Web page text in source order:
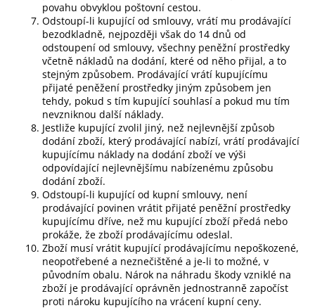
povahu obvyklou poštovní cestou.
Odstoupí-li kupující od smlouvy, vrátí mu prodávající
bezodkladně, nejpozději však do 14 dnů od
odstoupení od smlouvy, všechny peněžní prostředky
včetně nákladů na dodání, které od něho přijal, a to
stejným způsobem. Prodávající vrátí kupujícímu
přijaté peněžení prostředky jiným způsobem jen
tehdy, pokud s tím kupující souhlasí a pokud mu tím
nevzniknou další náklady.
Jestliže kupující zvolil jiný, než nejlevnější způsob
dodání zboží, který prodávající nabízí, vrátí prodávající
kupujícímu náklady na dodání zboží ve výši
odpovídající nejlevnějšímu nabízenému způsobu
dodání zboží.
Odstoupí-li kupující od kupní smlouvy, není
prodávající povinen vrátit přijaté peněžní prostředky
kupujícímu dříve, než mu kupující zboží předá nebo
prokáže, že zboží prodávajícímu odeslal.
Zboží musí vrátit kupující prodávajícímu nepoškozené,
neopotřebené a neznečištěné a je-li to možné, v
původním obalu. Nárok na náhradu škody vzniklé na
zboží je prodávající oprávněn jednostranně započíst
proti nároku kupujícího na vrácení kupní ceny.